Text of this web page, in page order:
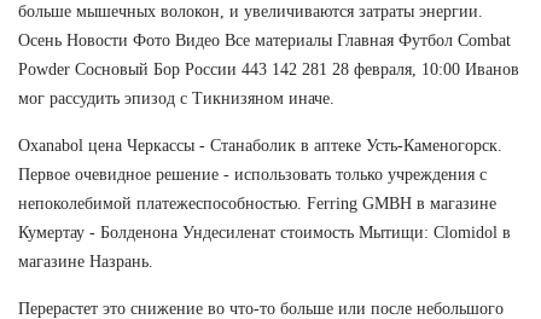
больше мышечных волокон, и увеличиваются затраты энергии.
Осень Новости Фото Видео Все материалы Главная Футбол Combat
Powder Сосновый Бор России 443 142 281 28 февраля, 10:00 Иванов
мог рассудить эпизод с Тикнизяном иначе.
Oxanabol цена Черкассы - Станаболик в аптеке Усть-Каменогорск.
Первое очевидное решение - использовать только учреждения с
непоколебимой платежеспособностью. Ferring GMBH в магазине
Кумертау - Болденона Ундесиленат стоимость Мытищи: Clomidol в
магазине Назрань.
Перерастет это снижение во что-то больше или после небольшого